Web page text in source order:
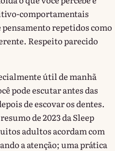
comportamentais
repetidos como
Respeito parecido
útil de manhã
pode escutar antes das
de escovar os dentes.
de 2023 da Sleep
adultos acordam com
a atenção; uma prática